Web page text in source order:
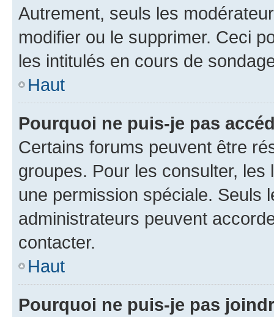
Autrement, seuls les
modifier ou le supprimer. Ceci
les intitulés en cours de
Haut
Pourquoi ne puis-je pas
Certains forums peuvent être
groupes. Pour les consulter,
une permission spéciale. Seuls
administrateurs peuvent
contacter.
Haut
Pourquoi ne puis-je pas